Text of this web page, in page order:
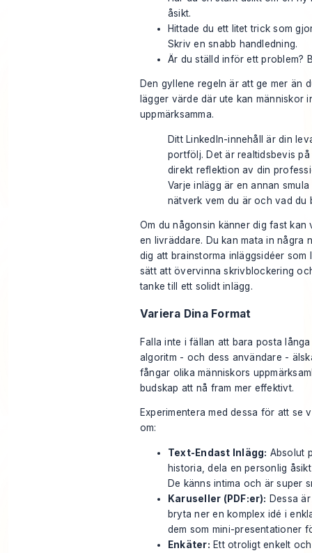
åsikt.
Hittade du ett litet trick som
Skriv en snabb handledning.
Är du ställd inför ett problem?
Den gyllene regeln är att ge mer än
lägger värde där ute kan människor
uppmärksamma.
Ditt LinkedIn-innehåll är din
portfölj. Det är realtidsbevis
direkt reflektion av din
Varje inlägg är en annan
nätverk vem du är och vad du
Om du någonsin känner dig fast
en livräddare. Du kan mata in några
dig att brainstorma inläggsidéer som
sätt att övervinna skrivblockering
tanke till ett solidt inlägg.
Variera Dina Format
Falla inte i fällan att bara posta
algoritm - och dess användare -
fångar olika människors
budskap att nå fram mer effektivt.
Experimentera med dessa för att se
om:
Text-Endast Inlägg: Absolut
historia, dela en personlig
De känns intima och är super
Karuseller (PDF:er): Dessa
bryta ner en komplex idé i
dem som mini-presentationer
Enkäter: Ett otroligt enkelt